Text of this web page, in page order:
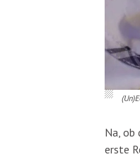
Na, ob
erste